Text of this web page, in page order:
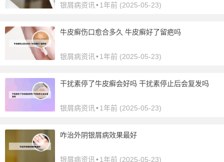
银屑病资讯 •1年前 (2025-05-23)
牛皮癣伤口愈合多久 牛皮癣好了留疤吗
银屑病资讯 •1年前 (2025-05-23)
干扰素停了牛皮癣会好吗 干扰素停止后会复发吗
银屑病资讯 •1年前 (2025-05-23)
咋治外阴银屑病效果最好
银屑病资讯 •1年前 (2025-05-23)